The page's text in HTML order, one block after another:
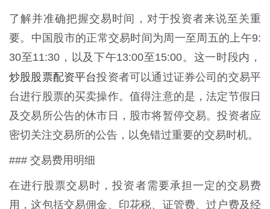
了解并准确把握交易时间，对于投资者来说至关重
要。中国股市的正常交易时间为周一至周五的上午9:
30至11:30，以及下午13:00至15:00。这一时段内，
炒股股票配资平台投资者可以通过证券公司的交易平
台进行股票的买卖操作。值得注意的是，法定节假日
及交易所公告的休市日，股市将暂停交易。投资者应
密切关注交易所的公告，以免错过重要的交易时机。
### 交易费用明细
在进行股票交易时，投资者需要承担一定的交易费
用，这包括交易佣金、印花税、证管费、过户费及经